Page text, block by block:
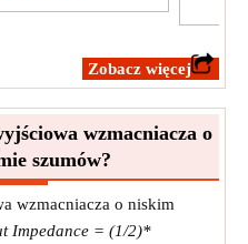
​Zobacz więcej
wzmacniacza o
szumów?
wzmacniacza o niskim
Impedance = (1/2)*